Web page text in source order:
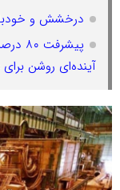
درخشش و
آینده‌ای روشن برای